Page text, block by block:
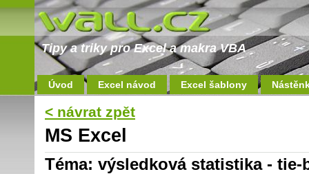
Tipy a triky pro Excel a makra VBA
Úvod Excel návod Excel šablony
< návrat zpět
MS Excel
Téma: výsledková statistika -